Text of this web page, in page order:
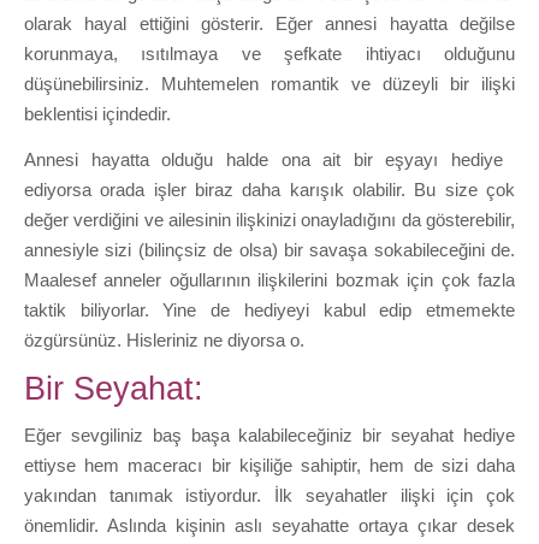
olarak hayal ettiğini gösterir. Eğer annesi hayatta değilse
korunmaya, ısıtılmaya ve şefkate ihtiyacı olduğunu
düşünebilirsiniz. Muhtemelen romantik ve düzeyli bir ilişki
beklentisi içindedir.
Annesi hayatta olduğu halde ona ait bir eşyayı hediye
ediyorsa orada işler biraz daha karışık olabilir. Bu size çok
değer verdiğini ve ailesinin ilişkinizi onayladığını da gösterebilir,
annesiyle sizi (bilinçsiz de olsa) bir savaşa sokabileceğini de.
Maalesef anneler oğullarının ilişkilerini bozmak için çok fazla
taktik biliyorlar. Yine de hediyeyi kabul edip etmemekte
özgürsünüz. Hisleriniz ne diyorsa o.
Bir Seyahat:
Eğer sevgiliniz baş başa kalabileceğiniz bir seyahat hediye
ettiyse hem maceracı bir kişiliğe sahiptir, hem de sizi daha
yakından tanımak istiyordur. İlk seyahatler ilişki için çok
önemlidir. Aslında kişinin aslı seyahatte ortaya çıkar desek